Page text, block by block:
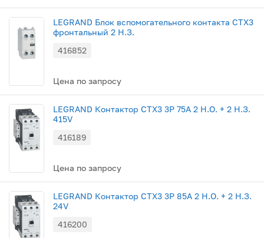
LEGRAND Блок вспомогательного контакта CTX3
фронтальный 2 Н.З.
416852
Цена по запросу
LEGRAND Контактор CTX3 3P 75A 2 Н.О. + 2 Н.З.
415V
416189
Цена по запросу
LEGRAND Контактор CTX3 3P 85A 2 Н.О. + 2 Н.З.
24V
416200